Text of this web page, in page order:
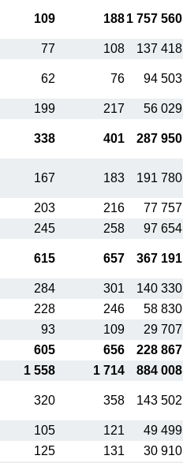
109 1881 757 560
77 108 137 418
62 76 94 503
199 217 56 029
338 401 287 950
167 183 191 780
203 216 77 757
245 258 97 654
615 657 367 191
284 301 140 330
228 246 58 830
93 109 29 707
605 656 228 867
1 558 1 714 884 008
320 358 143 502
105 121 49 499
125 131 30 910